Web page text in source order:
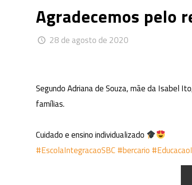
Agradecemos pelo
28 de agosto de 2020
Segundo Adriana de Souza, mãe da Isabel
famílias.
Cuidado e ensino individualizado
#EscolaIntegracaoSBC#bercario